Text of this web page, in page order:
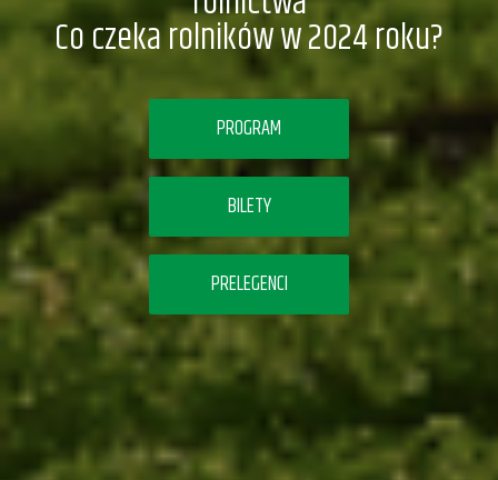
Co czeka rolników w 2024 roku?
PROGRAM
BILETY
PRELEGENCI